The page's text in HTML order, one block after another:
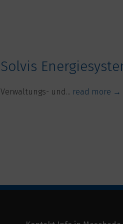
Solvis
Verwaltungs- und... read more →